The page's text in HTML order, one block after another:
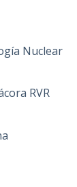
Nuclear
RVR